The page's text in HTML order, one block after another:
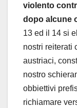
violento
dopo alcune
13 ed il 14 si
nostri reiterati
austriaci,
nostro
obbiettivi
richiamare